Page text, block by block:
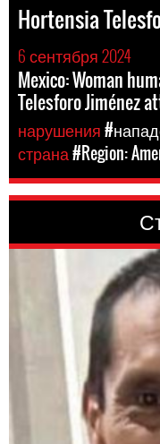
Hortensia
6 сентября 2024
Mexico: Woman
Telesforo Jiménez
нарушения
страна#Region: